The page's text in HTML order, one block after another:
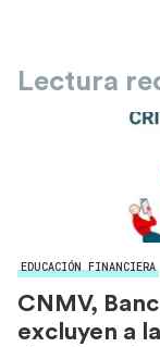
Lectura
EDUCACIÓN FINANCIERA
CNMV,
excluyen a